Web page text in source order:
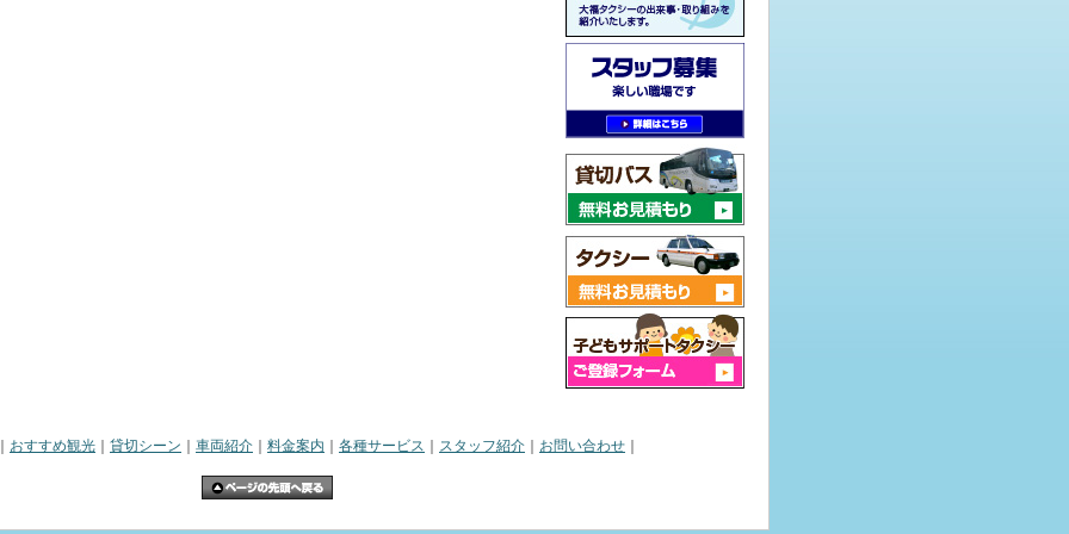
｜ おすすめ観光 ｜ 貸切シーン ｜ 車両紹介 ｜ 料金案内 ｜ 各種サービス ｜ スタッフ紹介 ｜ お問い合わせ ｜